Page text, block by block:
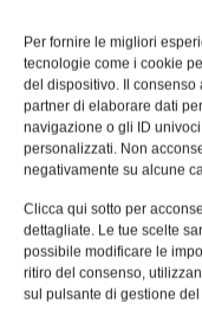
Per fornire le migliori
tecnologie come i cookie
del dispositivo. Il consenso
partner di elaborare dati
navigazione o gli ID
personalizzati. Non
negativamente su alcune
Clicca qui sotto per
dettagliate. Le tue scelte
possibile modificare le
ritiro del consenso,
sul pulsante di gestione
Parker
IEC61131-3
ed i costi di
Parker Hannifin,
tecnologie di
Parker Automation